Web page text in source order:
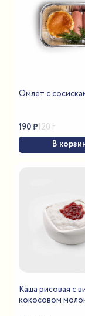
Омлет с
190₽120 г
В
Каша рисовая с
кокосовом